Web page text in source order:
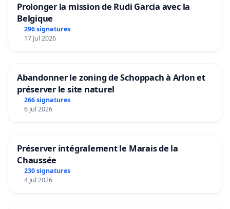
Prolonger la mission de Rudi Garcia avec la
Belgique
296 signatures
17 Jul 2026
Abandonner le zoning de Schoppach à Arlon et
préserver le site naturel
266 signatures
6 Jul 2026
Préserver intégralement le Marais de la
Chaussée
230 signatures
4 Jul 2026